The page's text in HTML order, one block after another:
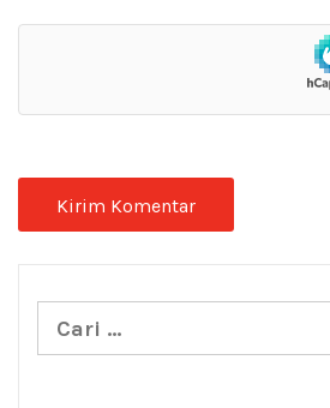
Cari
untuk: